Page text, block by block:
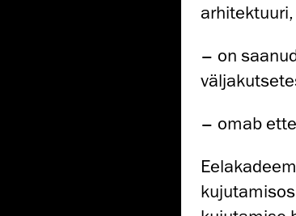
– on
– omab